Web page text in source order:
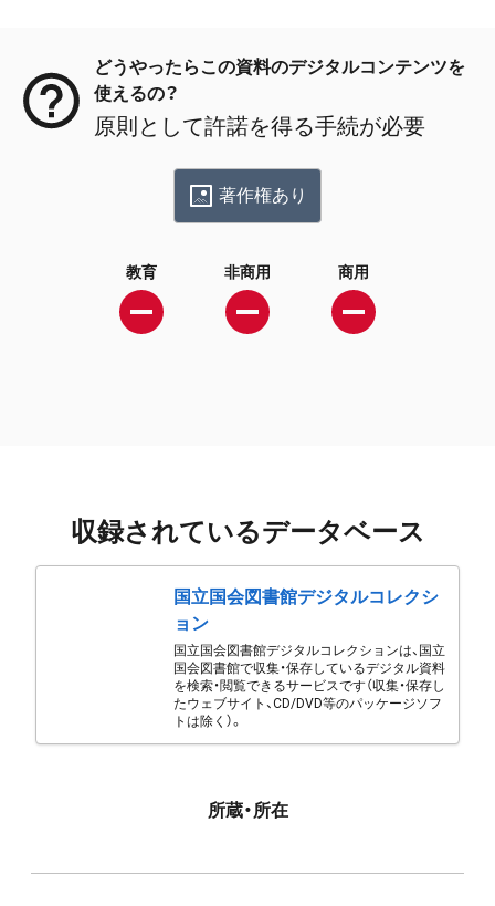
どうやったらこの資料のデジタルコンテンツを
使えるの？
原則として許諾を得る手続が必要
著作権あり
教育 非商用 商用
収録されているデータベース
国立国会図書館デジタルコレクシ
ョン
国立国会図書館デジタルコレクションは、国立
国会図書館で収集・保存しているデジタル資料
を検索・閲覧できるサービスです（収集・保存し
たウェブサイト、CD/DVD等のパッケージソフ
トは除く）。
所蔵・所在